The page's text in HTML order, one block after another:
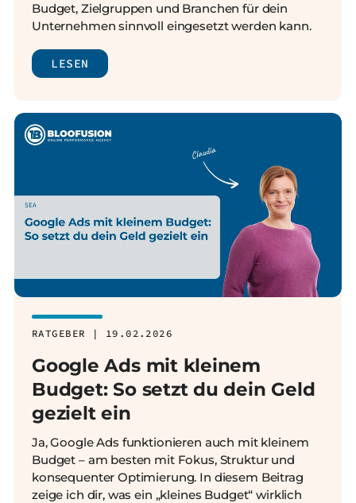
Budget, Zielgruppen und Branchen für dein
Unternehmen sinnvoll eingesetzt werden kann.
LESEN
RATGEBER | 19.02.2026
Google Ads mit kleinem
Budget: So setzt du dein Geld
gezielt ein
Ja, Google Ads funktionieren auch mit kleinem
Budget – am besten mit Fokus, Struktur und
konsequenter Optimierung. In diesem Beitrag
zeige ich dir, was ein „kleines Budget“ wirklich